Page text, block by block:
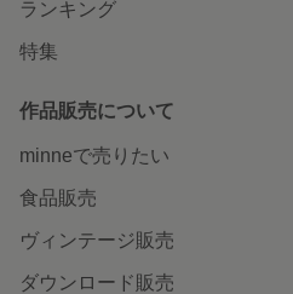
ランキング
特集
作品販売について
minneで売りたい
食品販売
ヴィンテージ販売
ダウンロード販売